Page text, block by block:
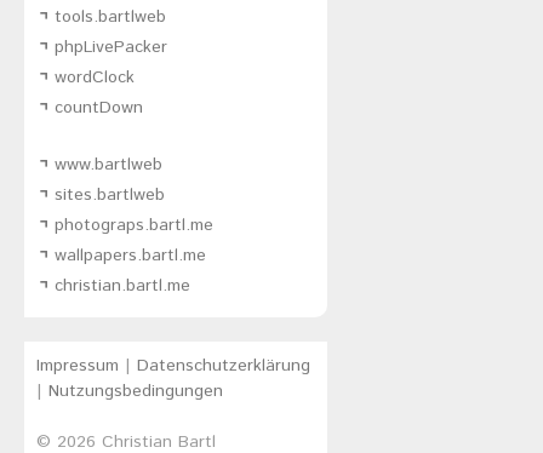
tools.bartlweb
phpLivePacker
wordClock
countDown
www.bartlweb
sites.bartlweb
photograps.bartl.me
wallpapers.bartl.me
christian.bartl.me
Impressum | Datenschutzerklärung
| Nutzungsbedingungen
© 2026 Christian Bartl